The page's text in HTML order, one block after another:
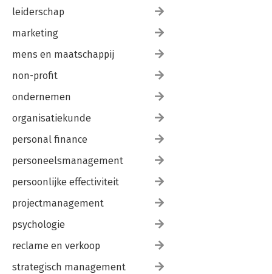
leiderschap
marketing
mens en maatschappij
non-profit
ondernemen
organisatiekunde
personal finance
personeelsmanagement
persoonlijke effectiviteit
projectmanagement
psychologie
reclame en verkoop
strategisch management